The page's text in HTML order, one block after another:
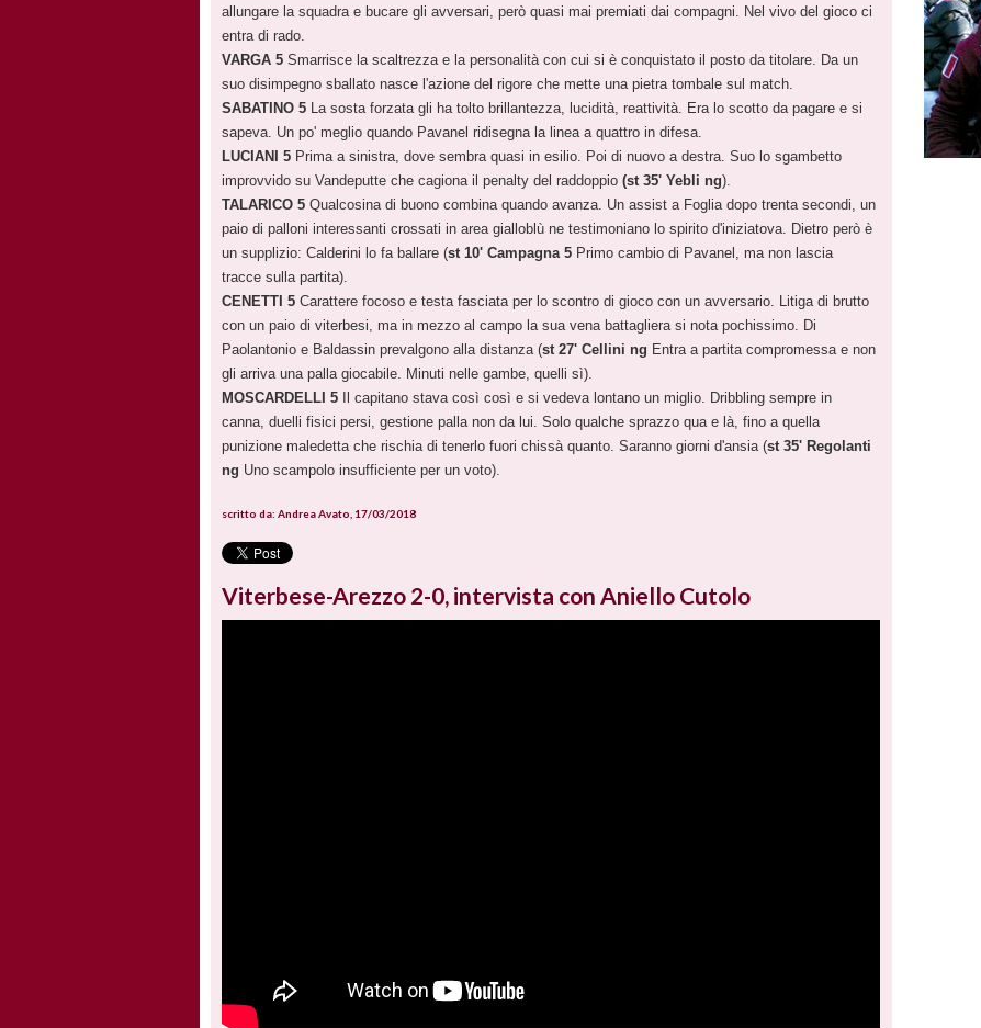
allungare la squadra e bucare gli avversari, però quasi mai premiati dai compagni. Nel vivo del gioco ci
entra di rado.
VARGA 5 Smarrisce la scaltrezza e la personalità con cui si è conquistato il posto da titolare. Da un
suo disimpegno sballato nasce l'azione del rigore che mette una pietra tombale sul match.
SABATINO 5 La sosta forzata gli ha tolto brillantezza, lucidità, reattività. Era lo scotto da pagare e si
sapeva. Un po' meglio quando Pavanel ridisegna la linea a quattro in difesa.
LUCIANI 5 Prima a sinistra, dove sembra quasi in esilio. Poi di nuovo a destra. Suo lo sgambetto
improvvido su Vandeputte che cagiona il penalty del raddoppio (st 35' Yebli ng).
TALARICO 5 Qualcosina di buono combina quando avanza. Un assist a Foglia dopo trenta secondi, un
paio di palloni interessanti crossati in area gialloblù ne testimoniano lo spirito d'iniziatova. Dietro però è
un supplizio: Calderini lo fa ballare (st 10' Campagna 5 Primo cambio di Pavanel, ma non lascia
tracce sulla partita).
CENETTI 5 Carattere focoso e testa fasciata per lo scontro di gioco con un avversario. Litiga di brutto
con un paio di viterbesi, ma in mezzo al campo la sua vena battagliera si nota pochissimo. Di
Paolantonio e Baldassin prevalgono alla distanza (st 27' Cellini ng Entra a partita compromessa e non
gli arriva una palla giocabile. Minuti nelle gambe, quelli sì).
MOSCARDELLI 5 Il capitano stava così così e si vedeva lontano un miglio. Dribbling sempre in
canna, duelli fisici persi, gestione palla non da lui. Solo qualche sprazzo qua e là, fino a quella
punizione maledetta che rischia di tenerlo fuori chissà quanto. Saranno giorni d'ansia (st 35' Regolanti
ng Uno scampolo insufficiente per un voto).
scritto da: Andrea Avato, 17/03/2018
Viterbese-Arezzo 2-0, intervista con Aniello Cutolo